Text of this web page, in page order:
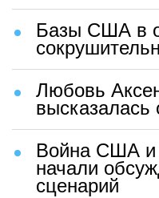
Базы США в
Любовь
высказалась
Война США
начали
сценарий